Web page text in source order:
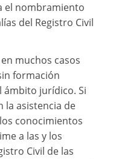
el nombramiento
del Registro Civil
muchos casos
formación
ámbito jurídico. Si
la asistencia de
conocimientos
a las y los
Civil de las